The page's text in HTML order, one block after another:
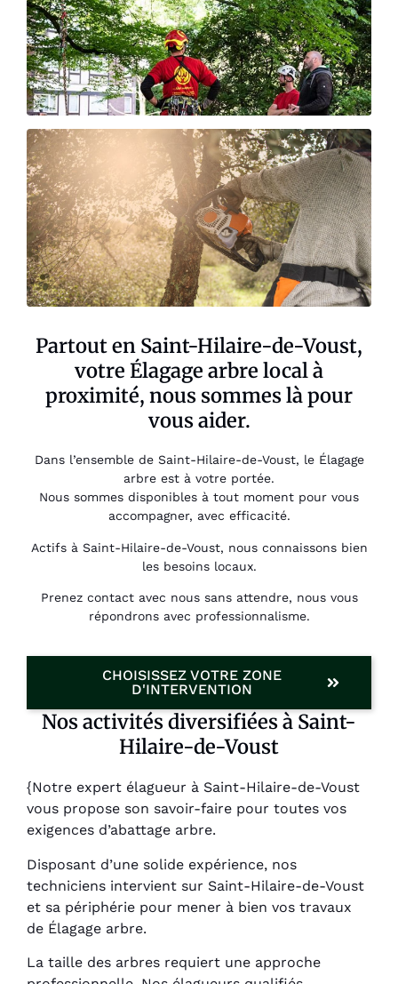
Partout en Saint-Hilaire-de-Voust,
votre Élagage arbre local à
proximité, nous sommes là pour
vous aider.
Dans l’ensemble de Saint-Hilaire-de-Voust, le Élagage
arbre est à votre portée.
Nous sommes disponibles à tout moment pour vous
accompagner, avec efficacité.
Actifs à Saint-Hilaire-de-Voust, nous connaissons bien
les besoins locaux.
Prenez contact avec nous sans attendre, nous vous
répondrons avec professionnalisme.
CHOISISSEZ VOTRE ZONE
D'INTERVENTION
Nos activités diversifiées à Saint-
Hilaire-de-Voust
{Notre expert élagueur à Saint-Hilaire-de-Voust
vous propose son savoir-faire pour toutes vos
exigences d’abattage arbre.
Disposant d’une solide expérience, nos
techniciens intervient sur Saint-Hilaire-de-Voust
et sa périphérie pour mener à bien vos travaux
de Élagage arbre.
La taille des arbres requiert une approche